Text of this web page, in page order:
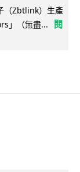
（Zbtlink）生產
」（無盡...
閱